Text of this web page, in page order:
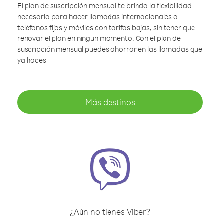
El plan de suscripción mensual te brinda la flexibilidad
necesaria para hacer llamadas internacionales a
teléfonos fijos y móviles con tarifas bajas, sin tener que
renovar el plan en ningún momento. Con el plan de
suscripción mensual puedes ahorrar en las llamadas que
ya haces
Más destinos
¿Aún no tienes Viber?